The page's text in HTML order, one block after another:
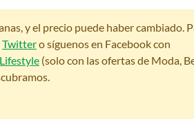
y el precio puede haber cambiado.
Twittero síguenos en Facebook con
(solo con las ofertas de Moda,